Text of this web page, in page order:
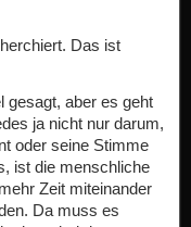
Das ist
gesagt, aber es geht
ja nicht nur darum,
oder seine Stimme
ist die menschliche
Zeit miteinander
Da muss es